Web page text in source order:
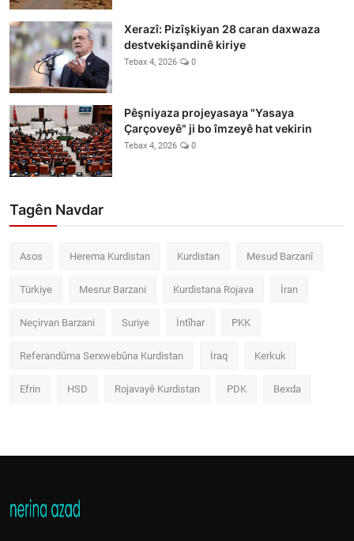
Xerazî: Pizîşkiyan 28 caran daxwaza
destvekişandinê kiriye
Tebax 4, 2026 0
Pêşniyaza projeyasaya "Yasaya
Çarçoveyê" ji bo îmzeyê hat vekirin
Tebax 4, 2026 0
Tagên Navdar
Asos Herema Kurdistan Kurdistan Mesud Barzanî
Türkiye Mesrur Barzani Kurdistana Rojava İran
Neçirvan Barzani Suriye İntîhar PKK
Referandûma Serxwebûna Kurdistan İraq Kerkuk
Efrin HSD Rojavayê Kurdistan PDK Bexda